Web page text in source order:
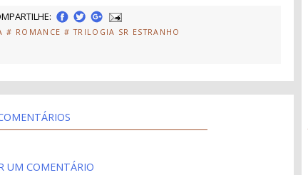
# ROMANCE # TRILOGIA SR ESTRANHO
UM COMENTÁRIO